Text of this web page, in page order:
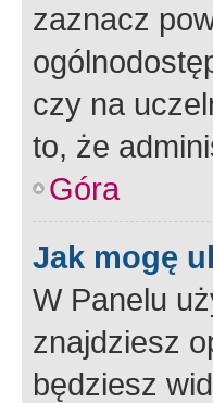
zaznacz
czy na
to, że
Góra
Jak mogę
W Panelu
znajdziesz
będziesz